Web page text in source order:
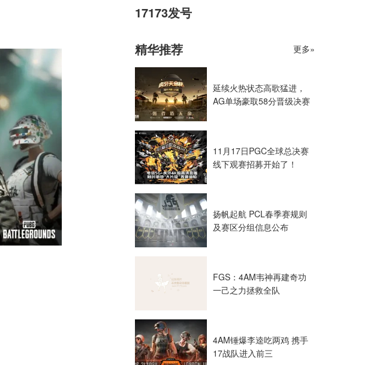
17173发号
精华推荐 更多»
延续火热状态高歌猛进，
AG单场豪取58分晋级决赛
11月17日PGC全球总决赛
线下观赛招募开始了！
扬帆起航 PCL春季赛规则
及赛区分组信息公布
FGS：4AM韦神再建奇功
一己之力拯救全队
4AM锤爆李逵吃两鸡 携手
17战队进入前三